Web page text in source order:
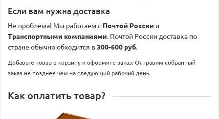
Если вам нужна доставка
Не проблема! Мы работаем с Почтой России и
Транспортными компаниями. Почтой России доставка по
стране обычно обходится в 300-600 руб.
Добавьте товар в корзину и оформите заказ. Отправим собранный
заказ не позднее чем на следующий рабочий день.
Как оплатить товар?